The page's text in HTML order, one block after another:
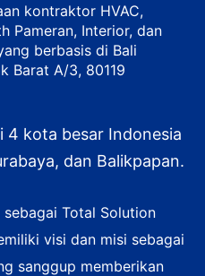
kontraktor HVAC,
Pameran, Interior, dan
berbasis di Bali
Barat A/3, 80119
4 kota besar Indonesia
dan Balikpapan.
sebagai Total Solution
visi dan misi sebagai
sanggup memberikan